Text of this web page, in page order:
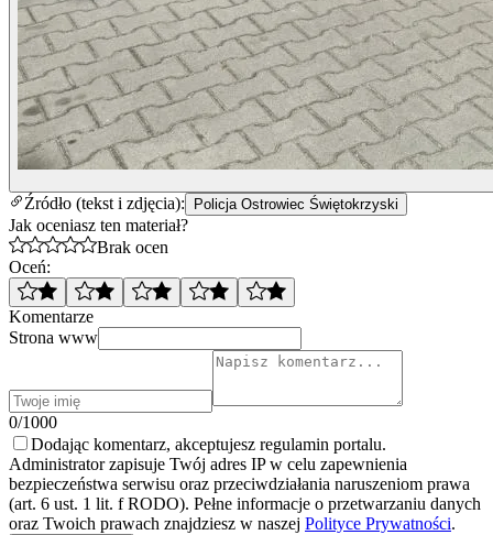
Źródło (tekst i zdjęcia): Policja Ostrowiec Świętokrzyski
Jak oceniasz ten materiał?
Brak ocen
Oceń:
Komentarze
Strona www
0/1000
Dodając komentarz, akceptujesz regulamin portalu.
Administrator zapisuje Twój adres IP w celu zapewnienia
bezpieczeństwa serwisu oraz przeciwdziałania naruszeniom prawa
(art. 6 ust. 1 lit. f RODO). Pełne informacje o przetwarzaniu danych
oraz Twoich prawach znajdziesz w naszej Polityce Prywatności.